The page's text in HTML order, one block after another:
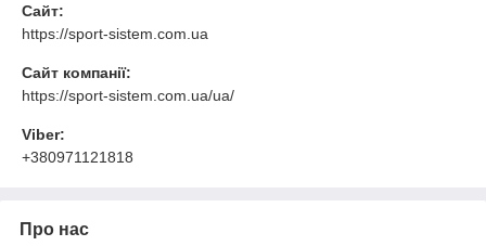
Сайт:
https://sport-sistem.com.ua
Сайт компанії:
https://sport-sistem.com.ua/ua/
Viber:
+380971121818
Про нас